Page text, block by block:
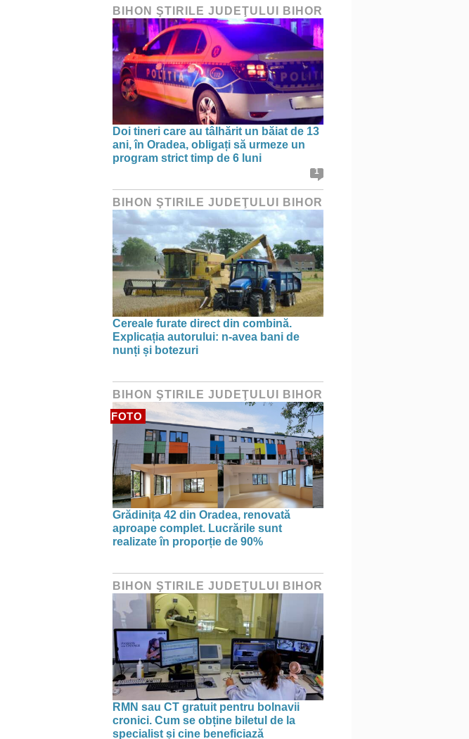
BIHON ŞTIRILE JUDEŢULUI BIHOR
Doi tineri care au tâlhărit un băiat de 13
ani, în Oradea, obligați să urmeze un
program strict timp de 6 luni
1
BIHON ŞTIRILE JUDEŢULUI BIHOR
Cereale furate direct din combină.
Explicația autorului: n-avea bani de
nunți și botezuri
BIHON ŞTIRILE JUDEŢULUI BIHOR
FOTO
Grădinița 42 din Oradea, renovată
aproape complet. Lucrările sunt
realizate în proporție de 90%
BIHON ŞTIRILE JUDEŢULUI BIHOR
RMN sau CT gratuit pentru bolnavii
cronici. Cum se obține biletul de la
specialist și cine beneficiază